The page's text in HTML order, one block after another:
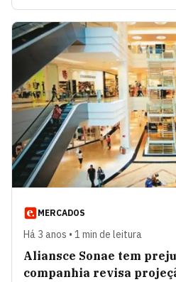
MERCADOS
Há 3 anos • 1 min de leitura
Aliansce Sonae tem
companhia revisa